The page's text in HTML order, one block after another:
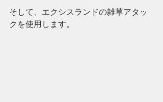
そして、エクシスランドの雑草アタッ
クを使用します。